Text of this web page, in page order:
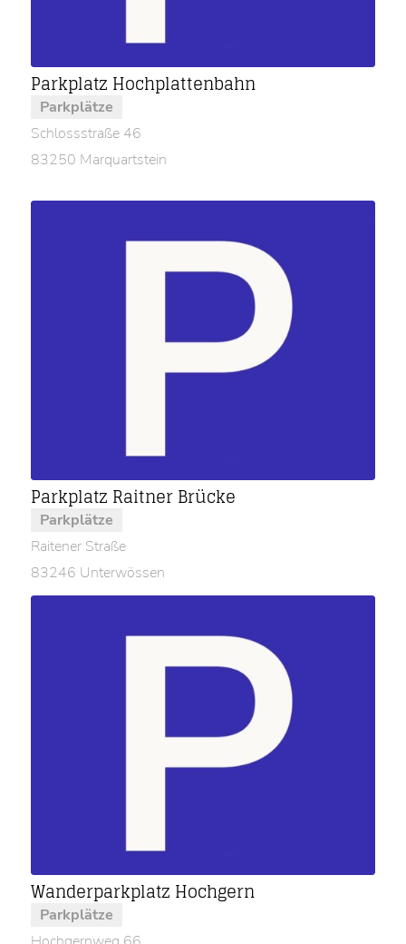
Parkplatz Hochplattenbahn
Parkplätze
Schlossstraße 46
83250 Marquartstein
Parkplatz Raitner Brücke
Parkplätze
Raitener Straße
83246 Unterwössen
Wanderparkplatz Hochgern
Parkplätze